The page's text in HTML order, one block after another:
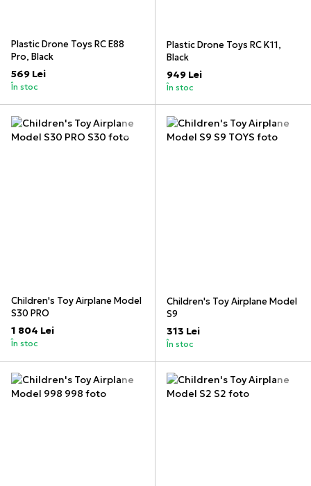
Plastic Drone Toys RC E88
Pro, Black
569 Lei
În stoc
Plastic Drone Toys RC K11,
Black
949 Lei
În stoc
Children's Toy Airplane Model
S30 PRO
1 804 Lei
În stoc
Children's Toy Airplane Model
S9
313 Lei
În stoc